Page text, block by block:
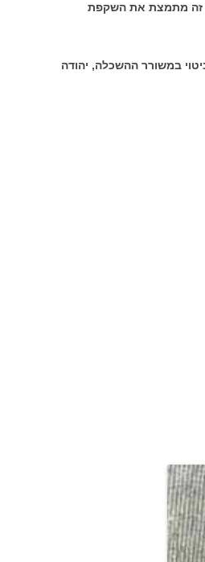
זה מתמצת את השקפת
במשורר ההשכלה, יהודה